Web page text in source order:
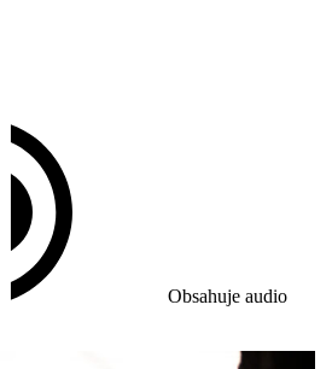
Obsahuje audio